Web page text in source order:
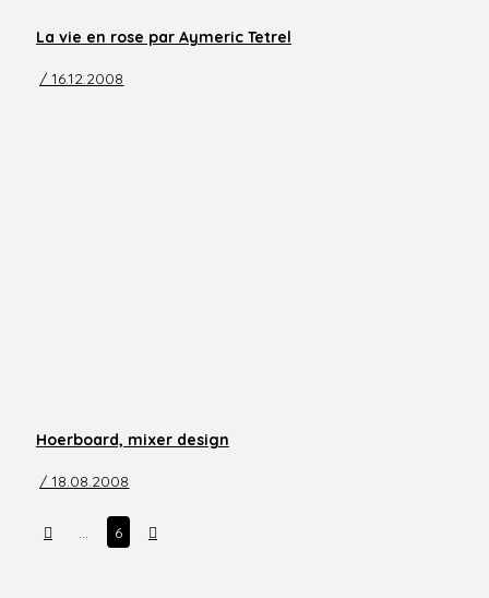
La vie en rose par Aymeric Tetrel
/ 16.12.2008
Hoerboard, mixer design
/ 18.08.2008
Prev … 6 Next